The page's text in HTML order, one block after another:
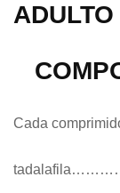
Cada